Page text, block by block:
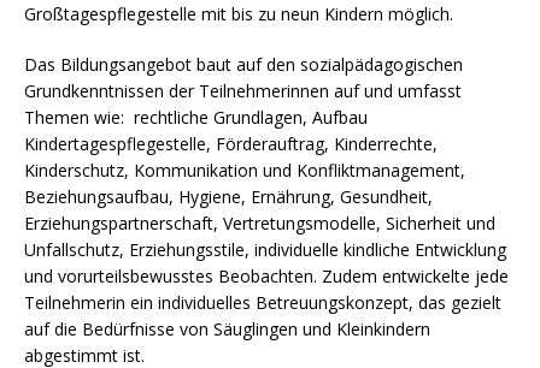
Großtagespflegestelle mit bis zu neun Kindern möglich.
Das Bildungsangebot baut auf den sozialpädagogischen
Grundkenntnissen der Teilnehmerinnen auf und umfasst
Themen wie: rechtliche Grundlagen, Aufbau
Kindertagespflegestelle, Förderauftrag, Kinderrechte,
Kinderschutz, Kommunikation und Konfliktmanagement,
Beziehungsaufbau, Hygiene, Ernährung, Gesundheit,
Erziehungspartnerschaft, Vertretungsmodelle, Sicherheit und
Unfallschutz, Erziehungsstile, individuelle kindliche Entwicklung
und vorurteilsbewusstes Beobachten. Zudem entwickelte jede
Teilnehmerin ein individuelles Betreuungskonzept, das gezielt
auf die Bedürfnisse von Säuglingen und Kleinkindern
abgestimmt ist.